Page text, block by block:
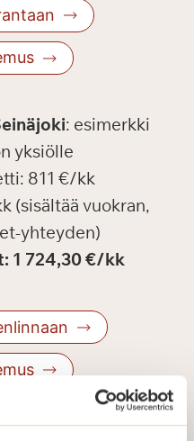
: esimerkki
yksiölle
811 €/kk
(sisältää vuokran,
yhteyden)
1 724,30 €/kk